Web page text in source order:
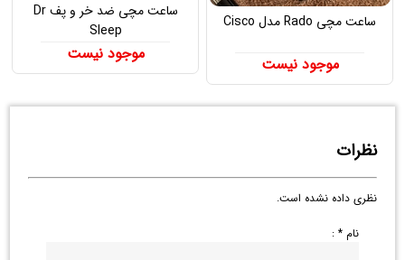
ساعت مچی Rado مدل Cisco
موجود نیست
ساعت مچی ضد خر و پف Dr
Sleep
موجود نیست
نظرات
نظری داده نشده است.
نام * :